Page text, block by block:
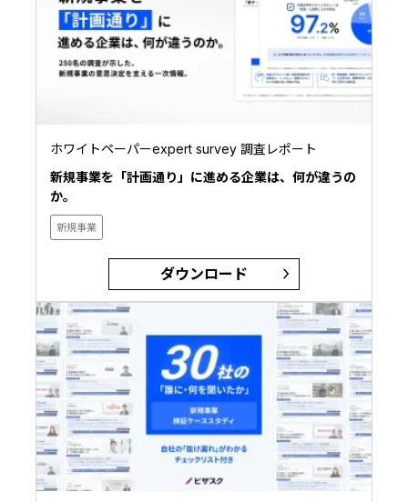
ホワイトペーパーexpert survey 調査レポート
新規事業を「計画通り」に進める企業は、何が違うの
か。
新規事業
ダウンロード